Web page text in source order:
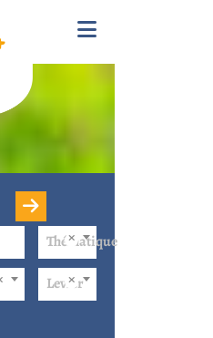
Thématique
Levier